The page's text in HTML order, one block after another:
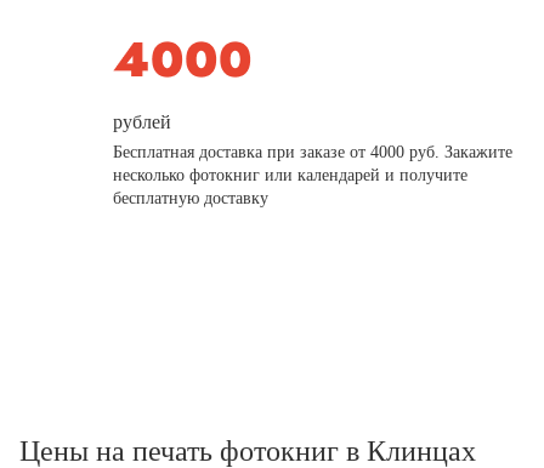
рублей
Бесплатная доставка при заказе от 4000 руб. Закажите
несколько фотокниг или календарей и получите
бесплатную доставку
Цены на печать фотокниг в Клинцах